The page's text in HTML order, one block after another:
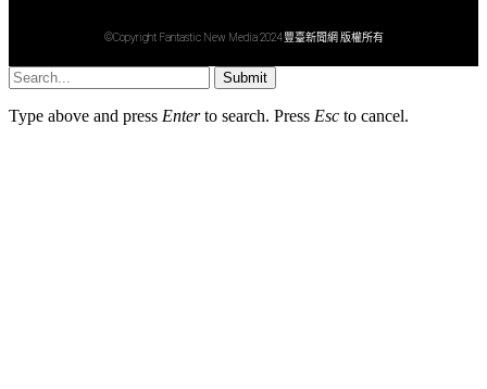
©Copyright Fantastic New Media 2024 豐臺新聞網 版權所有
Submit
Type above and press Enterto search. Press Esc to cancel.